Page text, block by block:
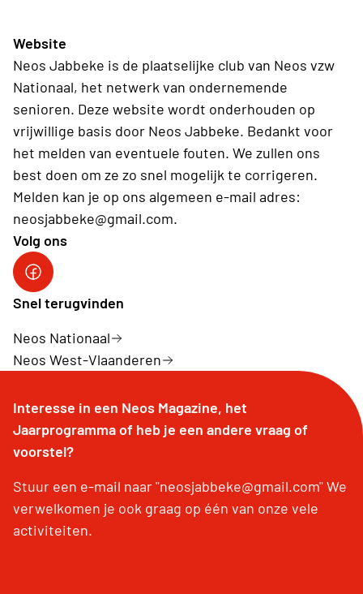
Website
Neos Jabbeke is de plaatselijke club van Neos vzw
Nationaal, het netwerk van ondernemende
senioren. Deze website wordt onderhouden op
vrijwillige basis door Neos Jabbeke. Bedankt voor
het melden van eventuele fouten. We zullen ons
best doen om ze zo snel mogelijk te corrigeren.
Melden kan je op ons algemeen e-mail adres:
neosjabbeke@gmail.com.
Volg ons
Facebook Neos Jabbeke
Snel terugvinden
Neos Nationaal
Neos West-Vlaanderen
Interesse in een Neos Magazine, het
Jaarprogramma of heb je een andere vraag of
voorstel?
Stuur een e-mail naar "neosjabbeke@gmail.com" We
verwelkomen je ook graag op één van onze vele
activiteiten.